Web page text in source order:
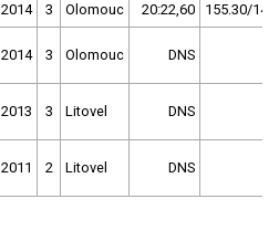
2014 3 Olomouc 20:22,60 155.30/14,6
2014 3 Olomouc DNS
2013 3 Litovel DNS
2011 2 Litovel DNS